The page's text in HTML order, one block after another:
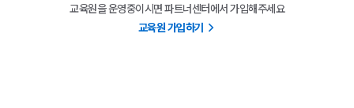
교육원을 운영중이시면 파트너센터에서 가입해주세요
교육원 가입하기